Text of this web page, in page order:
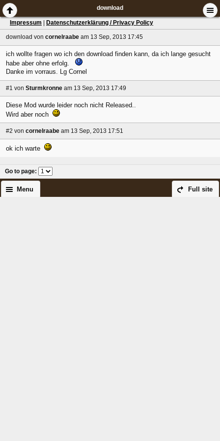
download
Impressum Datenschutzerklärung / Privacy Policy
download von cornelraabe am 13 Sep, 2013 17:45
ich wollte fragen wo ich den download finden kann, da ich lange gesucht
habe aber ohne erfolg.
Danke im vorraus. Lg Cornel
#1 von Sturmkronne am 13 Sep, 2013 17:49
Diese Mod wurde leider noch nicht Released..
Wird aber noch
#2 von cornelraabe am 13 Sep, 2013 17:51
ok ich warte
Go to page:
Full site
Menu